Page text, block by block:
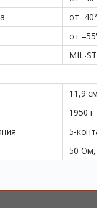
от -
от
MIL-
11,9
1950 г
5-
50 Ом,